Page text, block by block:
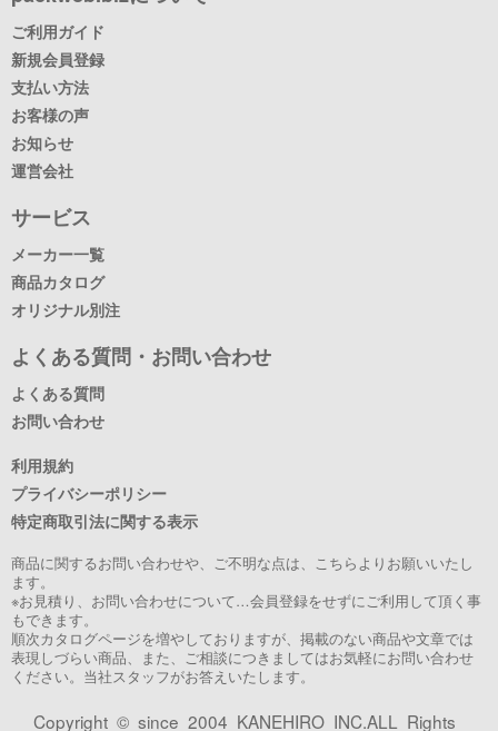
ご利用ガイド
新規会員登録
支払い方法
お客様の声
お知らせ
運営会社
サービス
メーカー一覧
商品カタログ
オリジナル別注
よくある質問・お問い合わせ
よくある質問
お問い合わせ
利用規約
プライバシーポリシー
特定商取引法に関する表示
商品に関するお問い合わせや、ご不明な点は、こちらよりお願いいたし
ます。
※お見積り、お問い合わせについて…会員登録をせずにご利用して頂く事
もできます。
順次カタログページを増やしておりますが、掲載のない商品や文章では
表現しづらい商品、また、ご相談につきましてはお気軽にお問い合わせ
ください。当社スタッフがお答えいたします。
Copyright © since 2004 KANEHIRO INC.ALL Rights